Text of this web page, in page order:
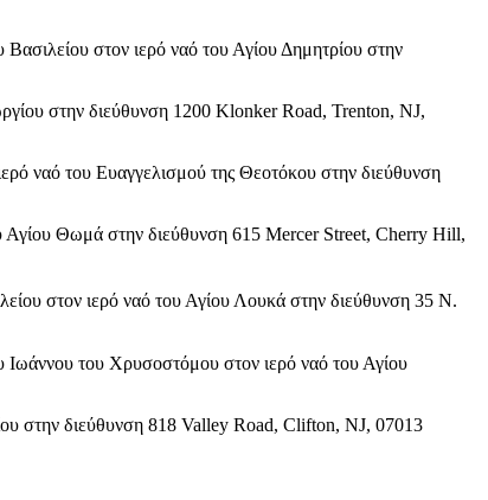
στον ιερό ναό του Αγίου Δημητρίου στην
στην διεύθυνση 1200 Klonker Road, Trenton, NJ,
ναό του Ευαγγελισμού της Θεοτόκου στην διεύθυνση
Αγίου Θωμά στην διεύθυνση 615 Mercer Street, Cherry Hill,
στον ιερό ναό του Αγίου Λουκά στην διεύθυνση 35 N.
Ιωάννου του Χρυσοστόμου στον ιερό ναό του Αγίου
στην διεύθυνση 818 Valley Road, Clifton, NJ, 07013